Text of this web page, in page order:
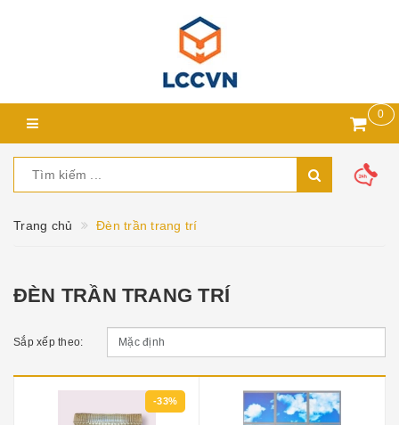
0
Trang chủ Đèn trần trang trí
ĐÈN TRẦN TRANG TRÍ
Sắp xếp theo:
-33%